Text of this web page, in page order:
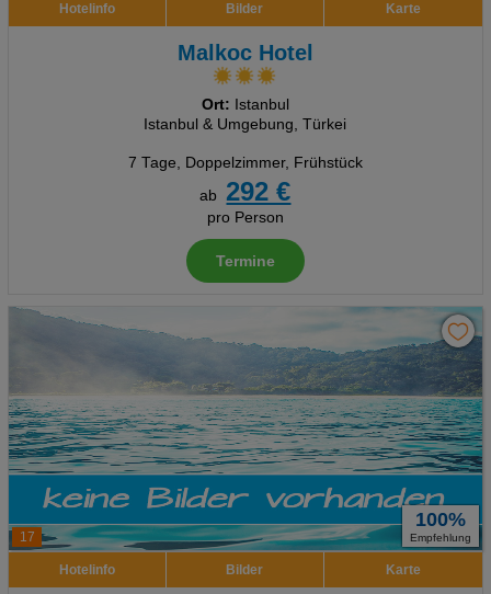
Hotelinfo Bilder Karte
Malkoc Hotel
Ort: Istanbul
Istanbul & Umgebung, Türkei
7 Tage, Doppelzimmer, Frühstück
ab
292 €
pro Person
Termine
17
100%
Empfehlung
Hotelinfo Bilder Karte